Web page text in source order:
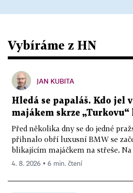
Vybíráme z HN
JAN KUBITA
Hledá se papaláš. Kdo jel
majákem skrze
Před několika dny se do jedné
přihnalo obří luxusní BMW se
blikajícím majáčkem na střeše. Na
4. 8. 2026 ▪ 6 min. čtení